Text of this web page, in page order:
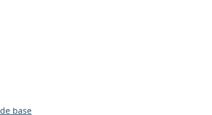
base